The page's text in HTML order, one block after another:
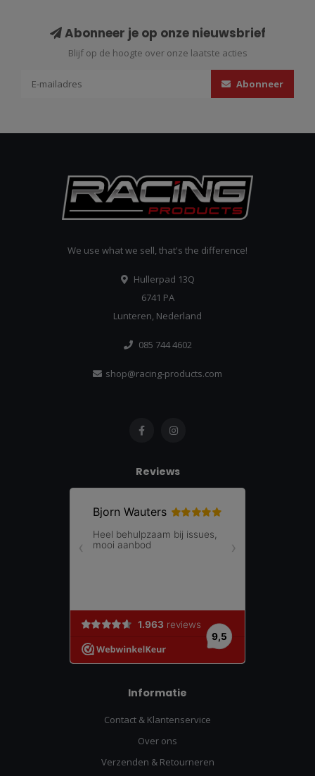
Abonneer je op onze nieuwsbrief
Blijf op de hoogte over onze laatste acties
Abonneer
We use what we sell, that's the difference!
Hullerpad 13Q
6741 PA
Lunteren, Nederland
085 744 4602
shop@racing-products.com
Reviews
Informatie
Contact & Klantenservice
Over ons
Verzenden & Retourneren